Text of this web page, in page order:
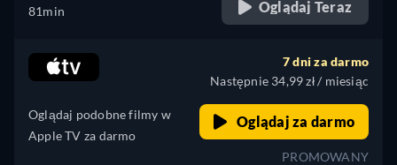
81min Oglądaj Teraz
Oglądaj podobne filmy w
Apple TV za darmo
7 dni za darmo
Następnie 34,99 zł / miesiąc
Oglądaj za darmo
PROMOWANY